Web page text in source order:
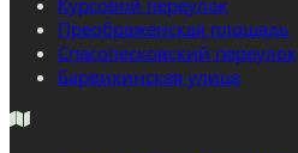
Курсовой переулок
Преображенская площадь
Спасопесковский переулок
Барвихинская улица